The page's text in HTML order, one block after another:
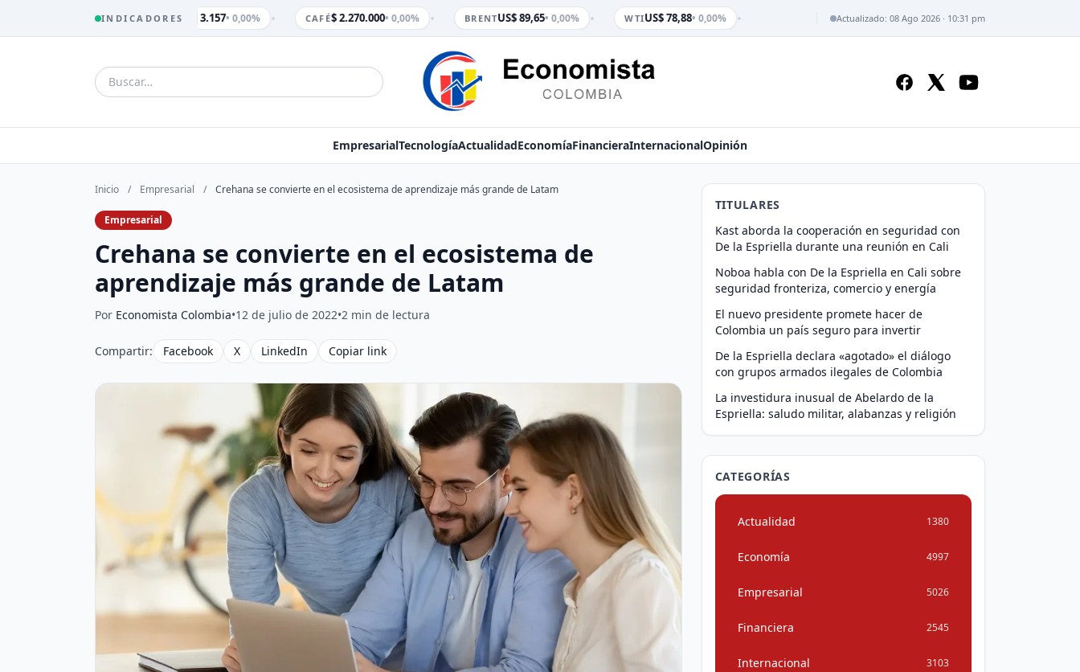
INDICADORES
TRM $ 3.157• 0,00% CAFÉ $ 2.270.000• 0,00% BRENTUS$ 89,65• 0,00% WTIUS$ 78,88• 0,00% Actualizado: 08 Ago 2026 · 10:31 pm
EmpresarialTecnologíaActualidadEconomíaFinancieraInternacionalOpinión
Inicio / Empresarial / Crehana se convierte en el ecosistema de aprendizaje más grande de Latam
Empresarial
Crehana se convierte en el ecosistema de
aprendizaje más grande de Latam
Por Economista Colombia•12 de julio de 2022•2 min de lectura
Compartir: Facebook X LinkedIn Copiar link
TITULARES
Kast aborda la cooperación en seguridad con
De la Espriella durante una reunión en Cali
Noboa habla con De la Espriella en Cali sobre
seguridad fronteriza, comercio y energía
El nuevo presidente promete hacer de
Colombia un país seguro para invertir
De la Espriella declara «agotado» el diálogo
con grupos armados ilegales de Colombia
La investidura inusual de Abelardo de la
Espriella: saludo militar, alabanzas y religión
CATEGORÍAS
Actualidad 1380
Economía 4997
Empresarial 5026
Financiera 2545
Internacional 3103